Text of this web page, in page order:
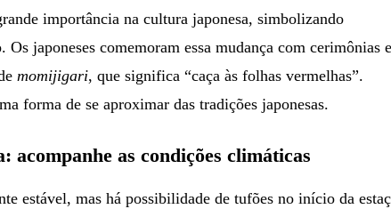
importância na cultura japonesa, simbolizando
Os japoneses comemoram essa mudança com cerimônias e
momijigari, que significa “caça às folhas vermelhas”.
forma de se aproximar das tradições japonesas.
acompanhe as condições climáticas
estável, mas há possibilidade de tufões no início da